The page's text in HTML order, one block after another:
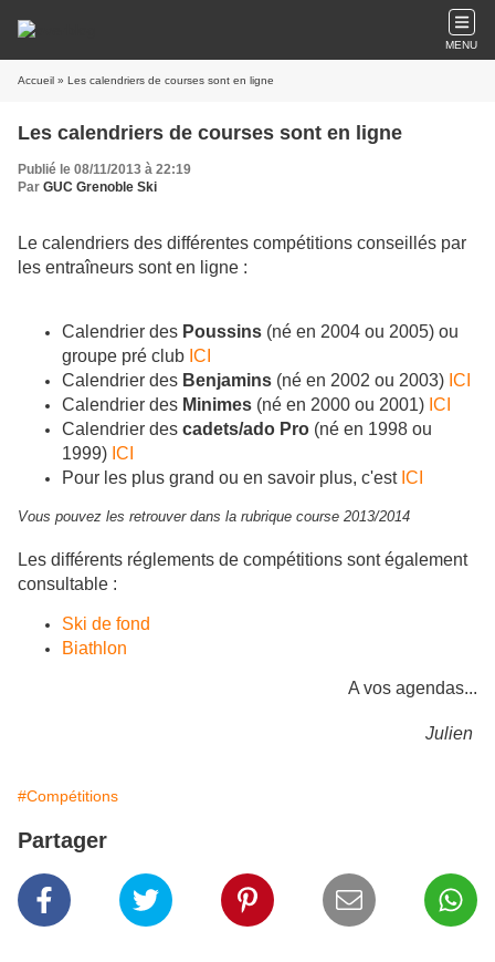
MENU
Accueil » Les calendriers de courses sont en ligne
Les calendriers de courses sont en ligne
Publié le 08/11/2013 à 22:19
Par GUC Grenoble Ski
Le calendriers des différentes compétitions conseillés par
les entraîneurs sont en ligne :
Calendrier des Poussins (né en 2004 ou 2005) ou
groupe pré club ICI
Calendrier des Benjamins (né en 2002 ou 2003) ICI
Calendrier des Minimes (né en 2000 ou 2001) ICI
Calendrier des cadets/ado Pro (né en 1998 ou
1999) ICI
Pour les plus grand ou en savoir plus, c'est ICI
Vous pouvez les retrouver dans la rubrique course 2013/2014
Les différents réglements de compétitions sont également
consultable :
Ski de fond
Biathlon
A vos agendas...
Julien
#Compétitions
Partager